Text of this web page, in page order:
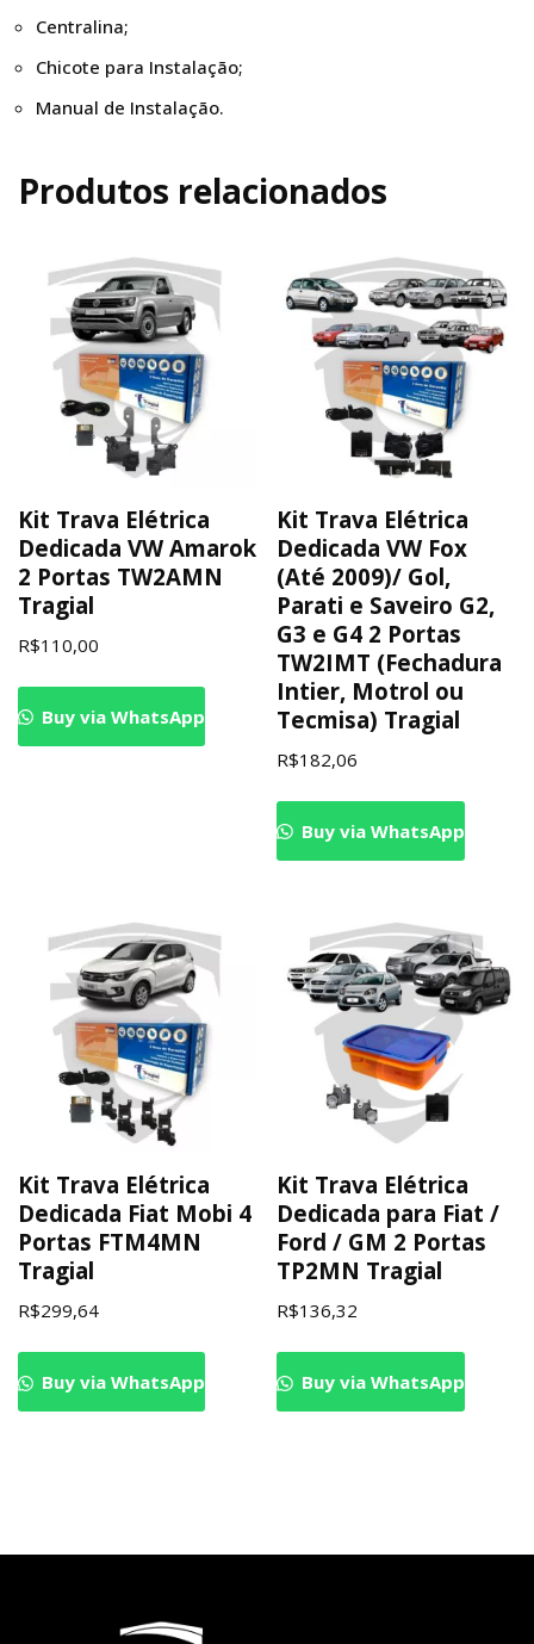
Centralina;
Chicote para Instalação;
Manual de Instalação.
Produtos relacionados
Kit Trava Elétrica
Dedicada VW Amarok
2 Portas TW2AMN
Tragial
R$110,00
Buy via WhatsApp
Kit Trava Elétrica
Dedicada VW Fox
(Até 2009)/ Gol,
Parati e Saveiro G2,
G3 e G4 2 Portas
TW2IMT (Fechadura
Intier, Motrol ou
Tecmisa) Tragial
R$182,06
Buy via WhatsApp
Kit Trava Elétrica
Dedicada Fiat Mobi 4
Portas FTM4MN
Tragial
R$299,64
Buy via WhatsApp
Kit Trava Elétrica
Dedicada para Fiat /
Ford / GM 2 Portas
TP2MN Tragial
R$136,32
Buy via WhatsApp